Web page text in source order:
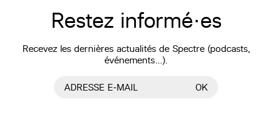
Restez informé·es
Recevez les dernières actualités de Spectre (podcasts,
événements…).
ADRESSE E-MAIL OK